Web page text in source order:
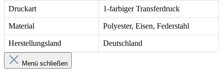
Druckart 1-farbiger Transferdruck
Material Polyester, Eisen, Federstahl
Herstellungsland Deutschland
Menü schließen